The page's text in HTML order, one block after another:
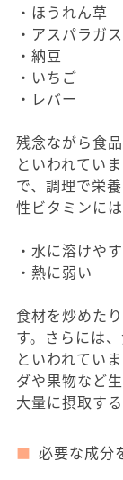
・ほうれん草
・アスパラガス
・納豆
・いちご
・レバー
残念ながら食
といわれてい
で、調理で栄
性ビタミンに
・水に溶けや
・熱に弱い
食材を炒めた
す。さらには
といわれてい
ダや果物など
大量に摂取す
必要な成分